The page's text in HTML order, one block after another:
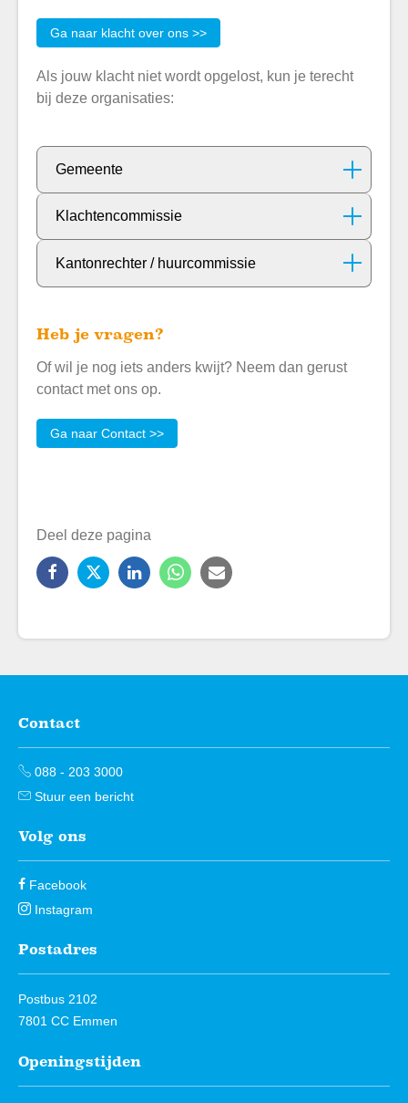
Ga naar klacht over ons >>
Als jouw klacht niet wordt opgelost, kun je terecht
bij deze organisaties:
Gemeente
Klachtencommissie
Kantonrechter / huurcommissie
Heb je vragen?
Of wil je nog iets anders kwijt? Neem dan gerust
contact met ons op.
Ga naar Contact >>
Deel deze pagina
Facebook
X LinkedInWhatsApp
Contactinformatie
Contact
088 - 203 3000
Stuur een bericht
Volg ons
Facebook
Instagram
Postadres
Postbus 2102
7801 CC Emmen
Openingstijden